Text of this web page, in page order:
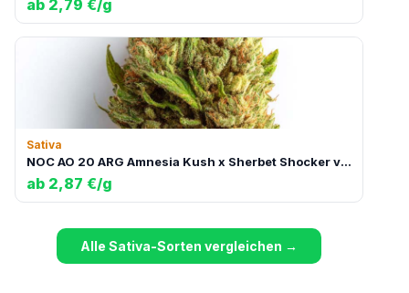
ab 2,79 €/g
Sativa
NOC AO 20 ARG Amnesia Kush x Sherbet Shocker vs Orange Cookie Kush x Free World Chem
ab 2,87 €/g
Alle Sativa-Sorten vergleichen →